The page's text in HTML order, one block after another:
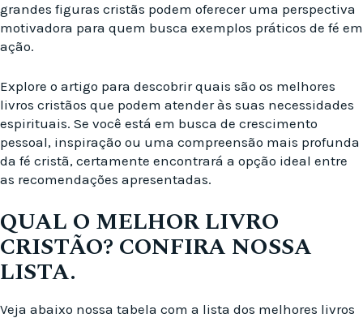
grandes figuras cristãs podem oferecer uma perspectiva
motivadora para quem busca exemplos práticos de fé em
ação.
Explore o artigo para descobrir quais são os melhores
livros cristãos que podem atender às suas necessidades
espirituais. Se você está em busca de crescimento
pessoal, inspiração ou uma compreensão mais profunda
da fé cristã, certamente encontrará a opção ideal entre
as recomendações apresentadas.
QUAL O MELHOR LIVRO
CRISTÃO? CONFIRA NOSSA
LISTA.
Veja abaixo nossa tabela com a lista dos melhores livros